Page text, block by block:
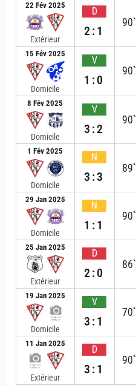
22 Fév 2025
Extérieur
D
2:1
90`
15 Fév 2025
Domicile
V
1:0
90`
8 Fév 2025
Domicile
V
3:2
90`
1 Fév 2025
Domicile
N
3:3
89`
29 Jan 2025
Domicile
N
1:1
90`
25 Jan 2025
Extérieur
D
2:0
86`
19 Jan 2025
Domicile
V
3:1
70`
11 Jan 2025
Extérieur
D
3:1
90`